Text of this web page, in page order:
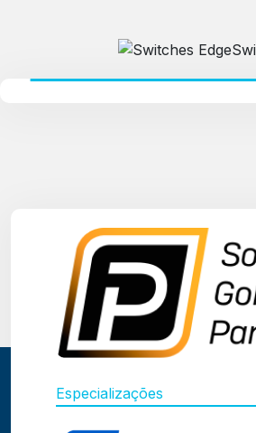
Especializações